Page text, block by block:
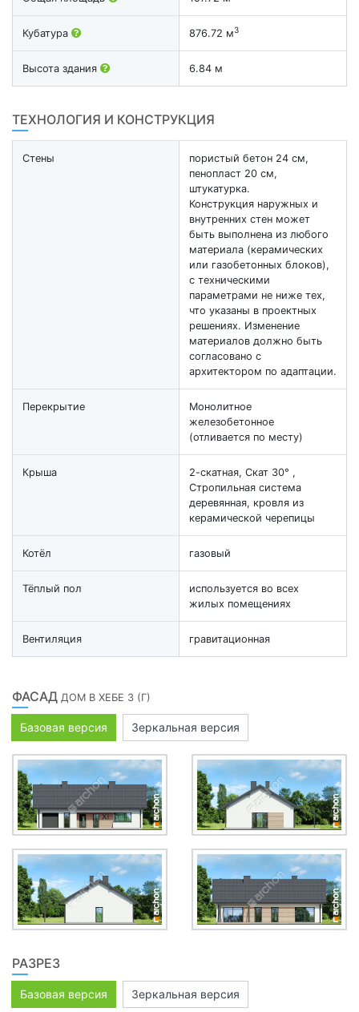
Кубатура 876.72 м3
Высота здания 6.84 м
ТЕХНОЛОГИЯ И КОНСТРУКЦИЯ
Стены
пористый бетон 24 см,
пенопласт 20 см,
штукатурка.
Конструкция наружных и
внутренних стен может
быть выполнена из любого
материала (керамических
или газобетонных блоков),
с техническими
параметрами не ниже тех,
что указаны в проектных
решениях. Изменение
материалов должно быть
согласовано с
архитектором по адаптации.
Перекрытие
Монолитное
железобетонное
(отливается по месту)
Крыша
2-скатная, Скат 30° ,
Стропильная система
деревянная, кровля из
керамической черепицы
Котёл газовый
Тёплый пол
используется во всех
жилых помещениях
Вентиляция гравитационная
ФАСАД ДОМ В ХЕБЕ 3 (Г)
Базовая версия Зеркальная версия
РАЗРЕЗ
Базовая версия Зеркальная версия